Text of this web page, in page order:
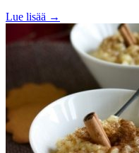
Lue lisää →